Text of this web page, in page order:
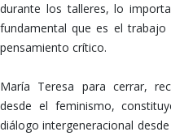
durante los talleres, lo
fundamental que es el
pensamiento crítico.
María Teresa para cerrar,
desde el feminismo,
diálogo intergeneracional